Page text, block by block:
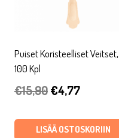
Puiset Koristeelliset Veitset,
100 Kpl
€15,90Alkuperäinen
oli:
€4,77Nykyinen
on:
LISÄÄ OSTOSKORIIN